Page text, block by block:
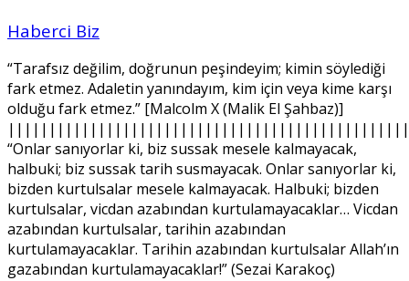
Haberci Biz
“Tarafsız değilim, doğrunun peşindeyim; kimin söylediği
fark etmez. Adaletin yanındayım, kim için veya kime karşı
olduğu fark etmez.” [Malcolm X (Malik El Şahbaz)]
“Onlar sanıyorlar ki, biz sussak mesele kalmayacak,
halbuki; biz sussak tarih susmayacak. Onlar sanıyorlar ki,
bizden kurtulsalar mesele kalmayacak. Halbuki; bizden
kurtulsalar, vicdan azabından kurtulamayacaklar… Vicdan
azabından kurtulsalar, tarihin azabından
kurtulamayacaklar. Tarihin azabından kurtulsalar Allah’ın
gazabından kurtulamayacaklar!” (Sezai Karakoç)